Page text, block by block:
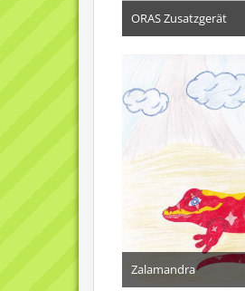
ORAS Zusatzgerät
Zalamandra